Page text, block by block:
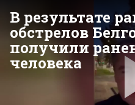
В результате
обстрелов
получили
человека